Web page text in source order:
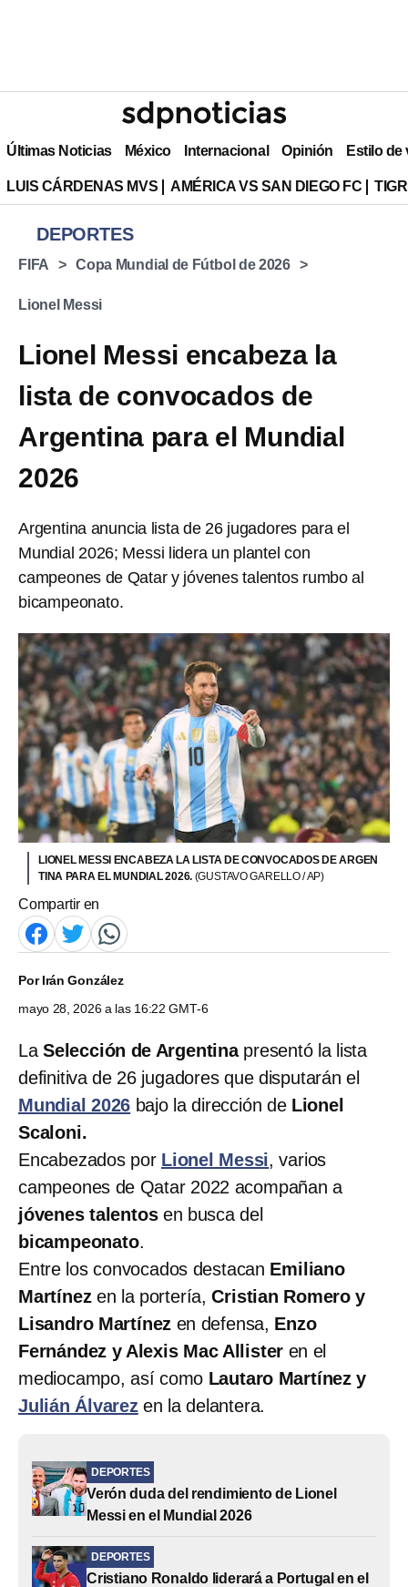
Últimas Noticias México Internacional Opinión Estilo de
LUIS CÁRDENAS MVS AMÉRICA VS SAN DIEGO FC
DEPORTES
FIFA Copa Mundial de Fútbol de 2026
Lionel Messi
Lionel Messi encabeza la
lista de convocados de
Argentina para el Mundial
2026
Argentina anuncia lista de 26 jugadores para el
Mundial 2026; Messi lidera un plantel con
campeones de Qatar y jóvenes talentos rumbo al
bicampeonato.
LIONEL MESSI ENCABEZA LA LISTA DE CONVOCADOS DE ARGEN
TINA PARA EL MUNDIAL 2026. (GUSTAVO GARELLO / AP)
Compartir en
PorIrán González
mayo 28, 2026 a las 16:22 GMT-6
La Selección de Argentinapresentó la lista
definitiva de 26 jugadores que disputarán el
Mundial 2026 bajo la dirección de Lionel
Scaloni.
Encabezados por Lionel Messi, varios
campeones de Qatar 2022 acompañan a
jóvenes talentos en busca del
bicampeonato.
Entre los convocados destacan Emiliano
Martínezen la portería,Cristian Romero y
Lisandro Martínez en defensa, Enzo
Fernández y Alexis Mac Allister en el
mediocampo, así como Lautaro Martínez y
Julián Álvarezen la delantera.
DEPORTES
Verón duda del rendimiento de Lionel
Messi en el Mundial 2026
DEPORTES
Cristiano Ronaldo liderará a Portugal en el